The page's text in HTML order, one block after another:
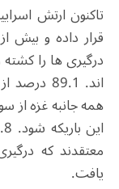
اند.
همه جانبه غزه از
معتقدند که
یافت.